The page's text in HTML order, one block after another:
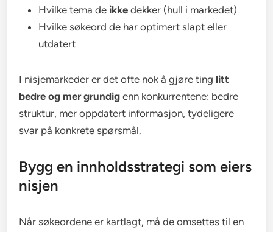
Hvilke tema de ikke dekker (hull i markedet)
Hvilke søkeord de har optimert slapt eller
utdatert
I nisjemarkeder er det ofte nok å gjøre ting litt
bedre og mer grundig enn konkurrentene: bedre
struktur, mer oppdatert informasjon, tydeligere
svar på konkrete spørsmål.
Bygg en innholdsstrategi som eiers
nisjen
Når søkeordene er kartlagt, må de omsettes til en